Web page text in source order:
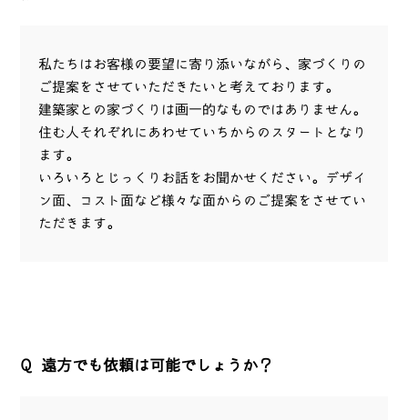
私たちはお客様の要望に寄り添いながら、家づくりの
ご提案をさせていただきたいと考えております。
建築家との家づくりは画一的なものではありません。
住む人それぞれにあわせていちからのスタートとなり
ます。
いろいろとじっくりお話をお聞かせください。デザイ
ン面、コスト面など様々な面からのご提案をさせてい
ただきます。
Q 遠方でも依頼は可能でしょうか？